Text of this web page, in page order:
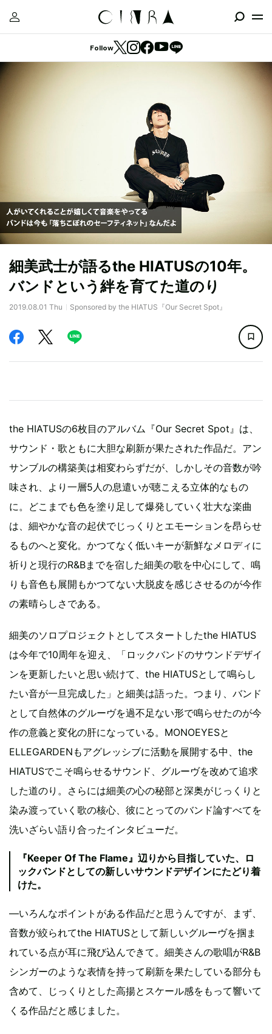
Follow
細美武士が語るthe HIATUSの10年。
バンドという絆を育てた道のり
2019.08.01 Thu Sponsored by the HIATUS『Our Secret Spot』
the HIATUSの6枚目のアルバム『Our Secret Spot』は、
サウンド・歌ともに大胆な刷新が果たされた作品だ。アン
サンブルの構築美は相変わらずだが、しかしその音数が吟
味され、より一層5人の息遣いが聴こえる立体的なもの
に。どこまでも色を塗り足して爆発していく壮大な楽曲
は、細やかな音の起伏でじっくりとエモーションを昂らせ
るものへと変化。かつてなく低いキーが新鮮なメロディに
祈りと現行のR&Bまでを宿した細美の歌を中心にして、鳴
りも音色も展開もかつてない大脱皮を感じさせるのが今作
の素晴らしさである。
細美のソロプロジェクトとしてスタートしたthe HIATUS
は今年で10周年を迎え、「ロックバンドのサウンドデザイ
ンを更新したいと思い続けて、the HIATUSとして鳴らし
たい音が一旦完成した」と細美は語った。つまり、バンド
として自然体のグルーヴを過不足ない形で鳴らせたのが今
作の意義と変化の肝になっている。MONOEYESと
ELLEGARDENもアグレッシブに活動を展開する中、the
HIATUSでこそ鳴らせるサウンド、グルーヴを改めて追求
した道のり。さらには細美の心の秘部と深奥がじっくりと
染み渡っていく歌の核心、彼にとってのバンド論すべてを
洗いざらい語り合ったインタビューだ。
『Keeper Of The Flame』辺りから目指していた、ロ
ックバンドとしての新しいサウンドデザインにたどり着
けた。
―いろんなポイントがある作品だと思うんですが、まず、
音数が絞られてthe HIATUSとして新しいグルーヴを掴ま
れている点が耳に飛び込んできて。細美さんの歌唱がR&B
シンガーのような表情を持って刷新を果たしている部分も
含めて、じっくりとした高揚とスケール感をもって響いて
くる作品だと感じました。